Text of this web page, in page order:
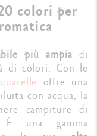
colori per
più ampia di
di colori. Con le
offre una
con acqua, la
campiture di
una gamma